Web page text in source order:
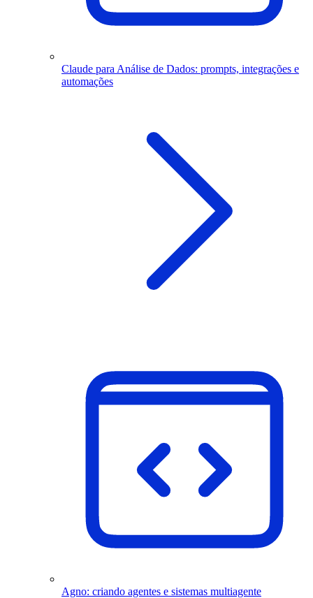
Claude para Análise de Dados: prompts, integrações e
automações
Agno: criando agentes e sistemas multiagente